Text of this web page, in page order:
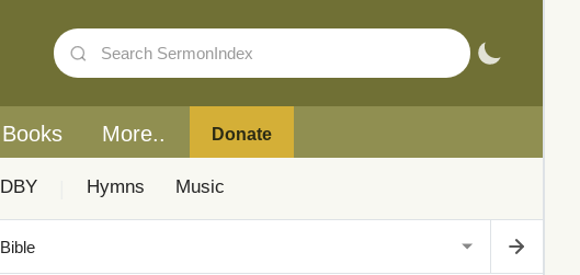
Books More.. Donate
DBY Hymns Music